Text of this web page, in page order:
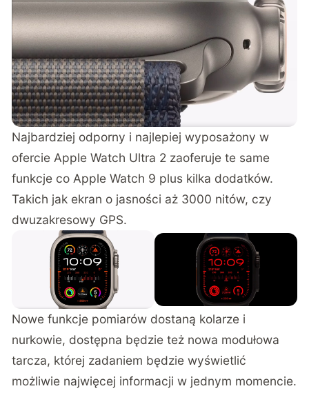
Najbardziej odporny i najlepiej wyposażony w
ofercie Apple Watch Ultra 2 zaoferuje te same
funkcje co Apple Watch 9 plus kilka dodatków.
Takich jak ekran o jasności aż 3000 nitów, czy
dwuzakresowy GPS.
Nowe funkcje pomiarów dostaną kolarze i
nurkowie, dostępna będzie też nowa modułowa
tarcza, której zadaniem będzie wyświetlić
możliwie najwięcej informacji w jednym momencie.